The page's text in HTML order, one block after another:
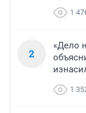
1
2
«Дело
1